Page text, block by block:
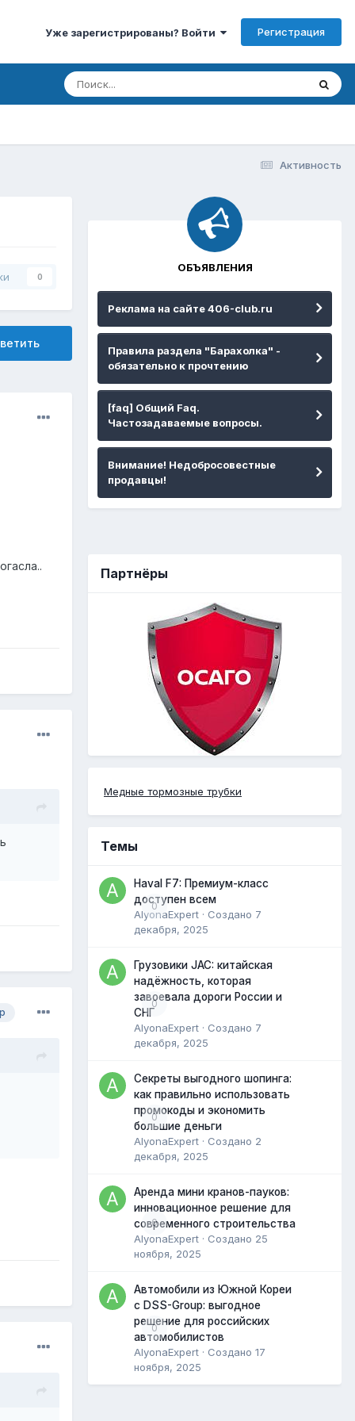
Уже зарегистрированы? Войти Регистрация
Активность
0
ОБЪЯВЛЕНИЯ
Реклама на сайте 406-club.ru
Правила раздела "Барахолка" -
обязательно к прочтению
[faq] Общий Faq.
Частозадаваемые вопросы.
Внимание! Недобросовестные
продавцы!
Партнёры
Медные тормозные трубки
Темы
0
Haval F7: Премиум-класс
доступен всем
AlyonaExpert · Создано 7
декабря, 2025
0
Грузовики JAC: китайская
надёжность, которая
завоевала дороги России и
СНГ
AlyonaExpert · Создано 7
декабря, 2025
0
Секреты выгодного шопинга:
как правильно использовать
промокоды и экономить
большие деньги
AlyonaExpert · Создано 2
декабря, 2025
0
Аренда мини кранов-пауков:
инновационное решение для
современного строительства
AlyonaExpert · Создано 25
ноября, 2025
0
Автомобили из Южной Кореи
с DSS-Group: выгодное
решение для российских
автомобилистов
AlyonaExpert · Создано 17
ноября, 2025